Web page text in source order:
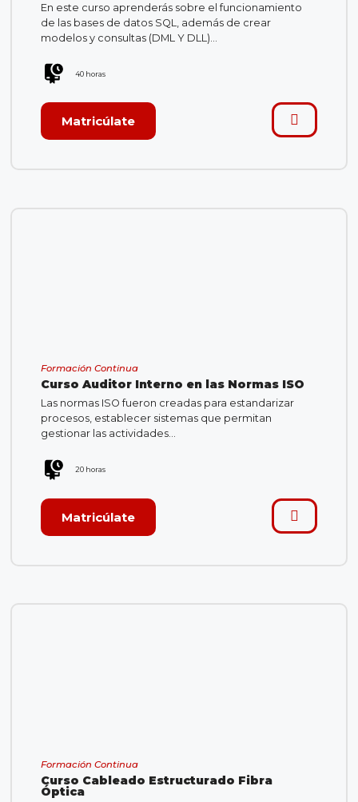
En este curso aprenderás sobre el funcionamiento
de las bases de datos SQL, además de crear
modelos y consultas (DML Y DLL)…
40 horas
Matricúlate
Formación Continua
Curso Auditor Interno en las Normas ISO
Las normas ISO fueron creadas para estandarizar
procesos, establecer sistemas que permitan
gestionar las actividades…
20 horas
Matricúlate
Formación Continua
Curso Cableado Estructurado Fibra
Óptica​